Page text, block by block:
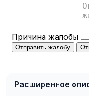
Причина жалобы
Отправить жалобу
Расширенное